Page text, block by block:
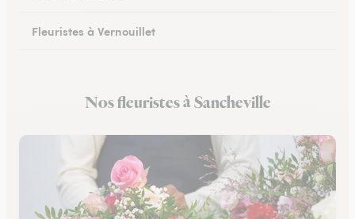
Fleuristes à Vernouillet
Fleuristes à LucéNos fleuristes à Sancheville